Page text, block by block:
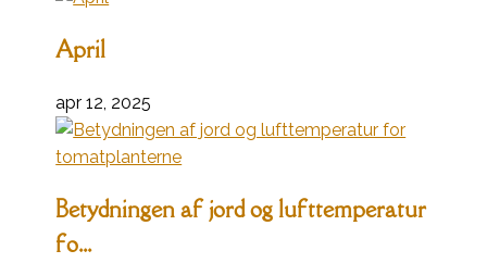
April
apr 12, 2025
Betydningen af jord og lufttemperatur
fo...